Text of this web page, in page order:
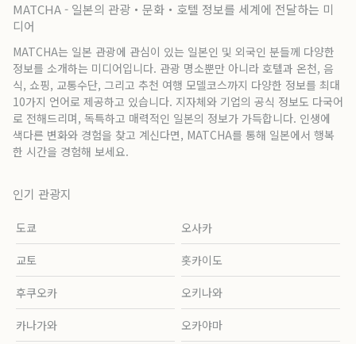
MATCHA - 일본의 관광・문화・호텔 정보를 세계에 전달하는 미
디어
MATCHA는 일본 관광에 관심이 있는 일본인 및 외국인 분들께 다양한
정보를 소개하는 미디어입니다. 관광 명소뿐만 아니라 호텔과 온천, 음
식, 쇼핑, 교통수단, 그리고 추천 여행 모델코스까지 다양한 정보를 최대
10가지 언어로 제공하고 있습니다. 지자체와 기업의 공식 정보도 다국어
로 전해드리며, 독특하고 매력적인 일본의 정보가 가득합니다. 인생에
색다른 변화와 경험을 찾고 계신다면, MATCHA를 통해 일본에서 행복
한 시간을 경험해 보세요.
인기 관광지
도쿄 오사카
교토 홋카이도
후쿠오카 오키나와
카나가와 오카야마